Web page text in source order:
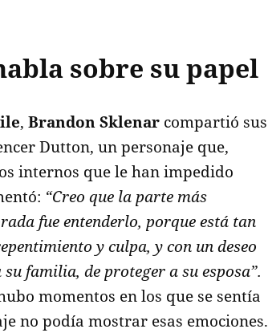
sobre su papel
,Brandon Sklenar compartió sus
Dutton, un personaje que,
internos que le han impedido
“Creo que la parte más
fue entenderlo, porque está tan
y culpa, y con un deseo
familia, de proteger a su esposa”.
momentos en los que se sentía
no podía mostrar esas emociones.